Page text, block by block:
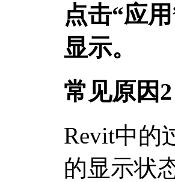
点击“应
显示。
常见原因
Revit中的
的显示状